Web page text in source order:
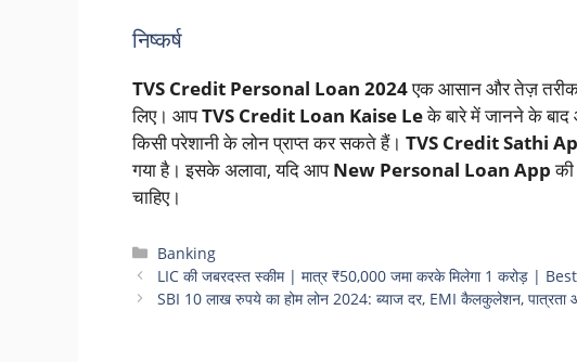
निष्कर्ष
TVS Credit Personal Loan 2024एक आसान और तेज़
लिए। आपTVS Credit Loan Kaise Leके बारे में जानने के
किसी परेशानी के लोन प्राप्त कर सकते हैं। TVS Credit Sathi
गया है। इसके अलावा, यदि आपNew Personal Loan App
चाहिए।
Categories
Banking
LIC की जबरदस्त स्कीम | मात्र ₹50,000 जमा करके मिलेगा 1 करोड़ |
SBI 10 लाख रुपये का होम लोन 2024: ब्याज दर, EMI कैलकुलेशन, पात्रता